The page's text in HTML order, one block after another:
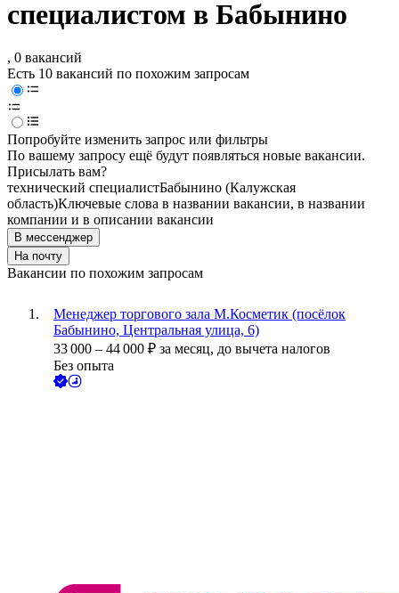
специалистом в Бабынино
, 0 вакансий
Есть 10 вакансий по похожим запросам
Попробуйте изменить запрос или фильтры
По вашему запросу ещё будут появляться новые вакансии.
Присылать вам?
технический специалистБабынино (Калужская
область)Ключевые слова в названии вакансии, в названии
компании и в описании вакансии
В мессенджер
На почту
Вакансии по похожим запросам
Менеджер торгового зала М.Косметик (посёлок
Бабынино, Центральная улица, 6)
33 000 – 44 000 ₽ за месяц, до вычета налогов
Без опыта